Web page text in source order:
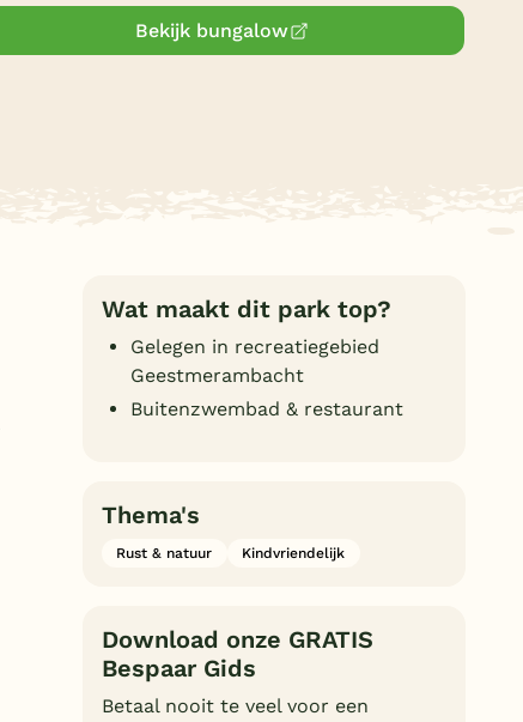
Bekijk bungalow
Wat maakt dit park top?
Gelegen in recreatiegebied
Geestmerambacht
Buitenzwembad & restaurant
Thema's
Rust & natuur Kindvriendelijk
Download onze GRATIS
Bespaar Gids
Betaal nooit te veel voor een